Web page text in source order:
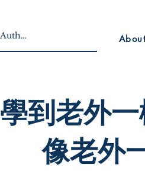
學到老外一
像老外